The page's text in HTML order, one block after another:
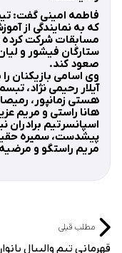
فاطمه امینی گفت:
که به نمایندگی از
مسابقات شرکت کرده
ستارگان فیشور و
صعود کند.
وی اسامی بازیکنان
آیلار رحیمی نژاد،
هستی زمانپور،
هانا راستی و مریم
اسپانسرتیم برادران
پیشدست، سمیره
مریم راستگو و
مطلب قبلی
قهرمانی تیم والیبال